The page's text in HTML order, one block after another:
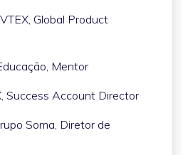
Global Product
Mentor
Success Account Director
Soma, Diretor de